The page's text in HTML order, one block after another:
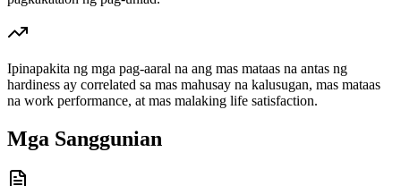
Ipinapakita ng mga pag-aaral na ang mas mataas na antas ng
hardiness ay correlated sa mas mahusay na kalusugan, mas mataas
na work performance, at mas malaking life satisfaction.
Mga Sanggunian